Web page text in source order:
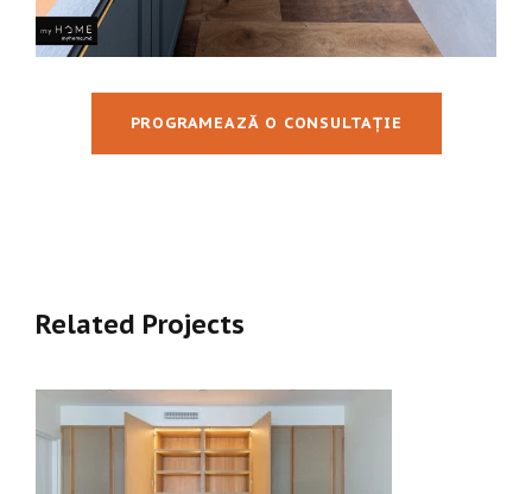
PROGRAMEAZĂ O CONSULTAȚIE
Related Projects